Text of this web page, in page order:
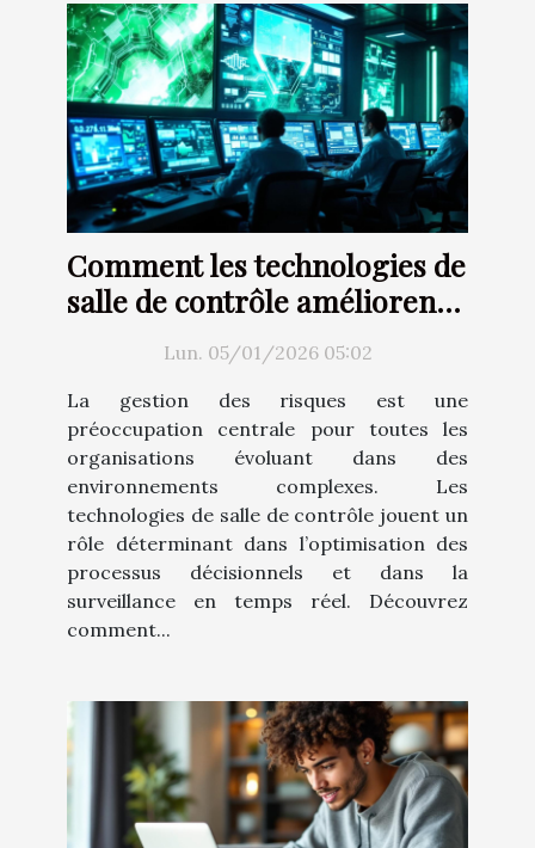
Comment les technologies de
salle de contrôle améliorent
la gestion des risques ?
Lun. 05/01/2026 05:02
La gestion des risques est une
préoccupation centrale pour toutes les
organisations évoluant dans des
environnements complexes. Les
technologies de salle de contrôle jouent un
rôle déterminant dans l’optimisation des
processus décisionnels et dans la
surveillance en temps réel. Découvrez
comment...